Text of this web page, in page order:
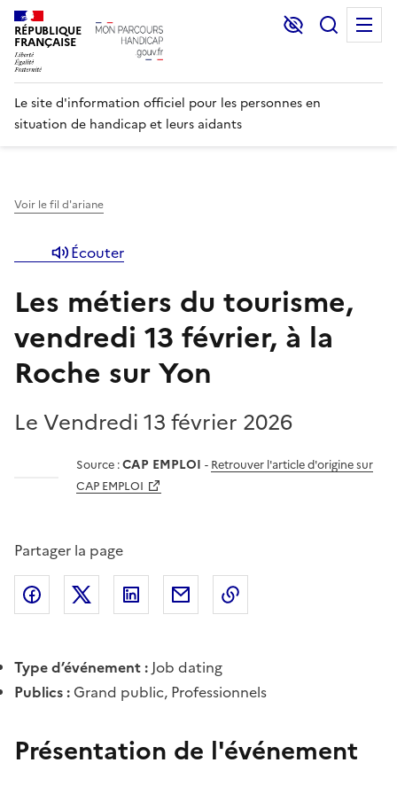
RÉPUBLIQUE
FRANÇAISE
Lecture et
Le site d'information officiel pour les personnes en
situation de handicap et leurs aidants
Voir le fil d'ariane
Écouter
Les métiers du tourisme,
vendredi 13 février, à la
Roche sur Yon
Le Vendredi 13 février 2026
Source :CAP EMPLOI - Retrouver l'article d'origine sur
CAP EMPLOI
Partager la page
Partager l'article surFacebook
Partager l'article sur X (anciennement
Partager l'article sur
Partager l'article par courriel
Type d’événement : Job dating
Publics :Grand public, Professionnels
Présentation de l'événement